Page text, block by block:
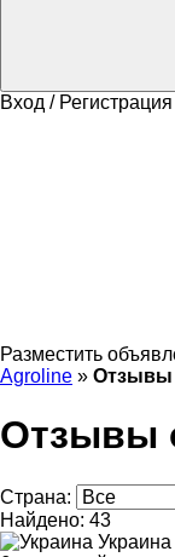
Вход / Регистрация
Разместить
Agroline » Отзывы
Отзывы
Страна:
Найдено: 43
Украина